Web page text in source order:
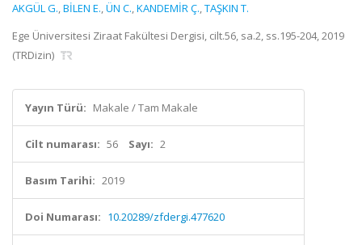
AKGÜL G.,BİLEN E.,ÜN C.,KANDEMİR Ç.,TAŞKIN T.
Ege Üniversitesi Ziraat Fakültesi Dergisi, cilt.56, sa.2, ss.195-204, 2019
(TRDizin)
Yayın Türü: Makale / Tam Makale
Cilt numarası: 56 Sayı: 2
Basım Tarihi: 2019
Doi Numarası: 10.20289/zfdergi.477620